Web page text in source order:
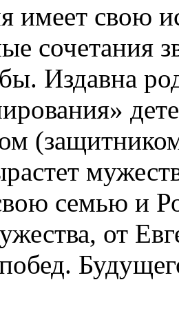
имеет свою
сочетания
Издавна
семью и
от